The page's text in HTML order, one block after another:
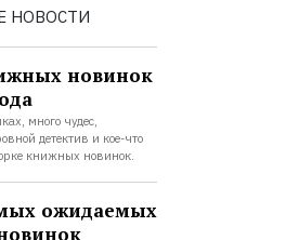
НОВОСТИ
новинок
много чудес,
детектив и кое-что
книжных новинок.
ожидаемых